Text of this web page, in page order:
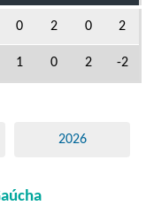
0 2 0 2
1 0 2 -2
2026